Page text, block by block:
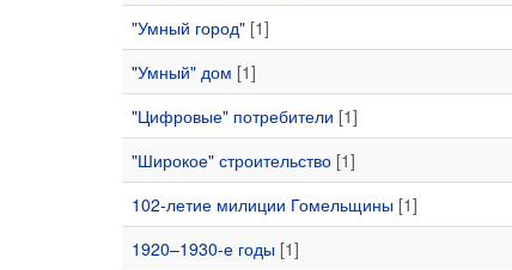
"Умный город" [1]
"Умный" дом [1]
"Цифровые" потребители [1]
"Широкое" строительство [1]
102-летие милиции Гомельщины [1]
1920–1930-е годы [1]